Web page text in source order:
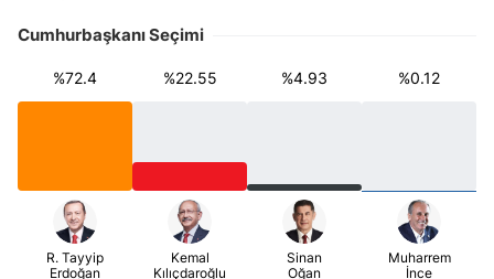
Cumhurbaşkanı Seçimi
%72.4 %22.55 %4.93 %0.12